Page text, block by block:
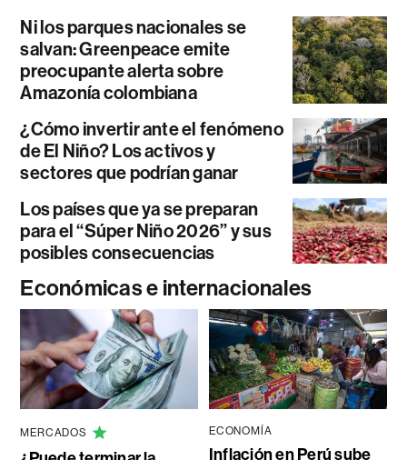
Ni los parques nacionales se
salvan: Greenpeace emite
preocupante alerta sobre
Amazonía colombiana
¿Cómo invertir ante el fenómeno
de El Niño? Los activos y
sectores que podrían ganar
Los países que ya se preparan
para el “Súper Niño 2026” y sus
posibles consecuencias
Económicas e internacionales
MERCADOS ECONOMÍA
Inflación en Perú sube